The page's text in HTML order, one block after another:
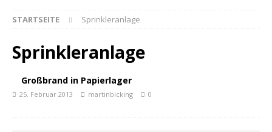
STARTSEITE Sprinkleranlage
Sprinkleranlage
Großbrand in Papierlager
25. Februar 2013 martinbicking 0